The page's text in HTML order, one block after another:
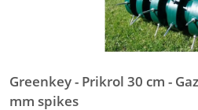
Greenkey - Prikrol 30 cm -
mm spikes